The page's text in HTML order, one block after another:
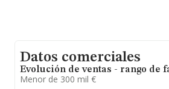
Datos comerciales
Evolución de ventas - rango de
Menor de 300 mil €